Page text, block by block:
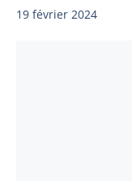
19 février 2024